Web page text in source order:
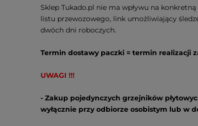
Sklep Tukado.pl nie ma wpływu na
listu przewozowego, link umożliwiający
dwóch dni roboczych.
Termin dostawy paczki = termin realizacji
UWAGI !!!
- Zakup pojedynczych grzejników
wyłącznie przy odbiorze osobistym lub w